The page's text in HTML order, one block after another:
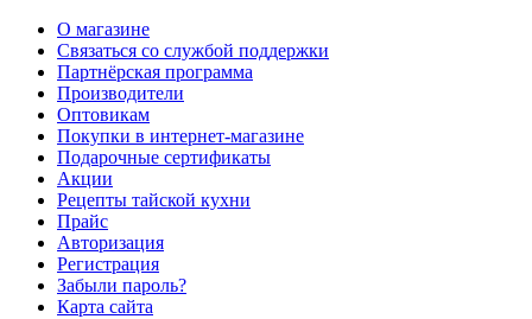
О магазине
Связаться со службой поддержки
Партнёрская программа
Производители
Оптовикам
Покупки в интернет-магазине
Подарочные сертификаты
Акции
Рецепты тайской кухни
Прайс
Авторизация
Регистрация
Забыли пароль?
Карта сайта